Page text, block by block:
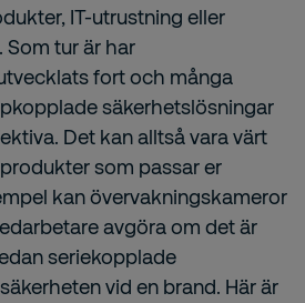
IT-utrustning eller
tur är har
fort och många
säkerhetslösningar
Det kan alltså vara värt
som passar er
kan övervakningskameror
avgöra om det är
seriekopplade
vid en brand. Här är